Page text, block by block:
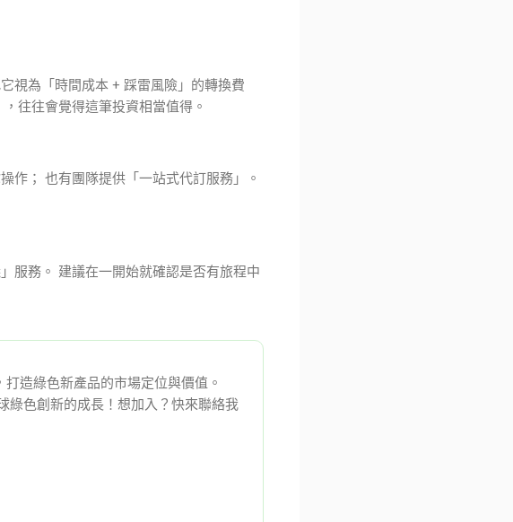
視為「時間成本 + 踩雷風險」的轉換費
往往會覺得這筆投資相當值得。
作； 也有團隊提供「一站式代訂服務」。
服務。 建議在一開始就確認是否有旅程中
造綠色新產品的市場定位與價值。
綠色創新的成長！想加入？快來聯絡我